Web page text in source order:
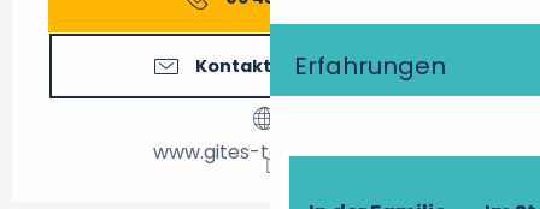
Erfahrungen
Kontaktieren Sie uns
www.gites-touraine.com